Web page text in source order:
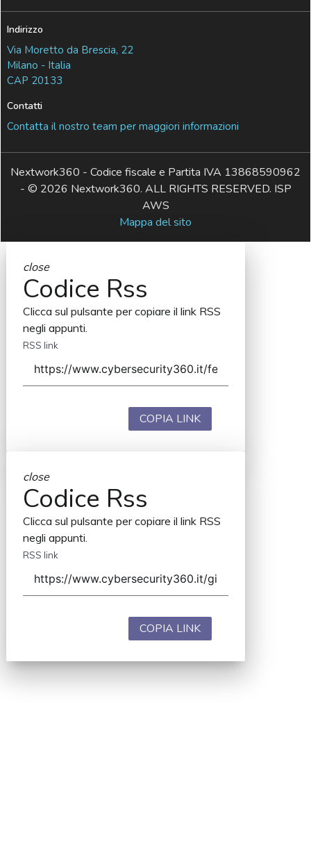
Indirizzo
Via Moretto da Brescia, 22
Milano - Italia
CAP 20133
Contatti
Contatta il nostro team per maggiori informazioni
Nextwork360 - Codice fiscale e Partita IVA 13868590962
- © 2026 Nextwork360. ALL RIGHTS RESERVED. ISP
AWS
Mappa del sito
close
Codice Rss
Clicca sul pulsante per copiare il link RSS
negli appunti.
RSS link
COPIA LINK
close
Codice Rss
Clicca sul pulsante per copiare il link RSS
negli appunti.
RSS link
COPIA LINK